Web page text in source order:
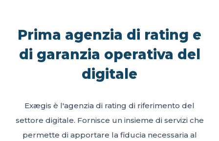
Prima agenzia di rating e
di garanzia operativa del
digitale
Exægis è l'agenzia di rating di riferimento del
settore digitale. Fornisce un insieme di servizi che
permette di apportare la fiducia necessaria al